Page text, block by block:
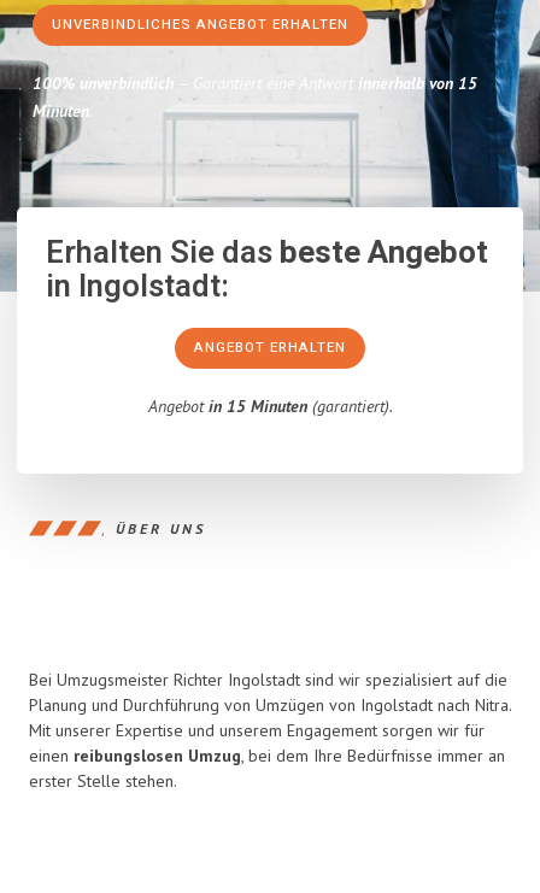
UNVERBINDLICHES ANGEBOT ERHALTEN
100% unverbindlich – Garantiert eine Antwort innerhalb von 15
Minuten.
Erhalten Sie dasbeste Angebot
in Ingolstadt:
ANGEBOT ERHALTEN
Angebotin 15 Minuten(garantiert).
ÜBER UNS
Bei Umzugsmeister Richter Ingolstadt sind wir spezialisiert auf die
Planung und Durchführung von Umzügen von Ingolstadt nach Nitra.
Mit unserer Expertise und unserem Engagement sorgen wir für
einen reibungslosen Umzug, bei dem Ihre Bedürfnisse immer an
erster Stelle stehen.